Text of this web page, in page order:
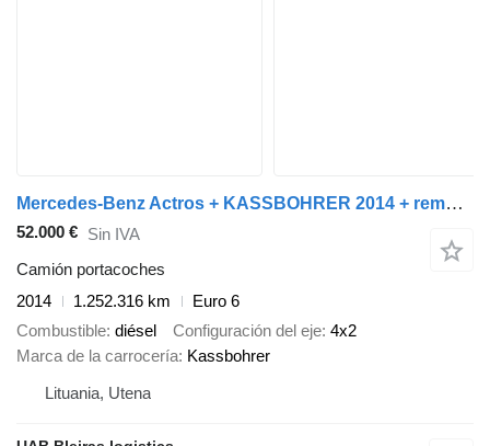
Mercedes-Benz Actros + KASSBOHRER 2014 + remolque portacoches
52.000 € Sin IVA
Camión portacoches
2014
1.252.316 km
Euro 6
Combustible diésel Configuración del eje 4x2
Marca de la carrocería Kassbohrer
Lituania, Utena